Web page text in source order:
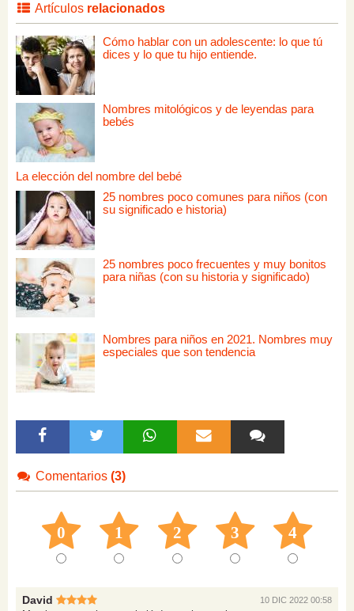
Artículos relacionados
Cómo hablar con un adolescente: lo que tú
dices y lo que tu hijo entiende.
Nombres mitológicos y de leyendas para
bebés
La elección del nombre del bebé
25 nombres poco comunes para niños (con
su significado e historia)
25 nombres poco frecuentes y muy bonitos
para niñas (con su historia y significado)
Nombres para niños en 2021. Nombres muy
especiales que son tendencia
Comentarios (3)
0 1 2 3 4
10 DIC 2022 00:58
David